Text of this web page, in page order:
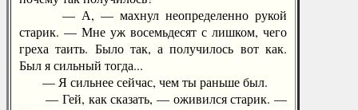
— А, — махнул неопределенно рукой
старик. — Мне уж восемьдесят с лишком, чего
греха таить. Было так, а получилось вот как.
Был я сильный тогда...
— Я сильнее сейчас, чем ты раньше был.
— Гей, как сказать, — оживился старик. —